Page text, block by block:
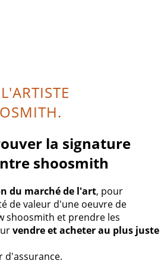
la signature
shoosmith
du marché de l'art, pour
de valeur d'une oeuvre de
shoosmith et prendre les
vendre et acheter au plus juste
d'assurance.